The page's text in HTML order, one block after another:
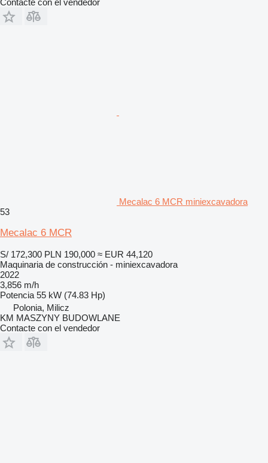
Contacte con el vendedor
Mecalac 6 MCR miniexcavadora
53
Mecalac 6 MCR
S/ 172,300 PLN 190,000 ≈ EUR 44,120
Maquinaria de construcción - miniexcavadora
2022
3,856 m/h
Potencia 55 kW (74.83 Hp)
Polonia, Milicz
KM MASZYNY BUDOWLANE
Contacte con el vendedor